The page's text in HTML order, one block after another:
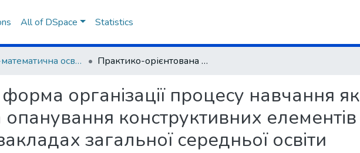
All of DSpace Statistics
Фізико-математична освіта Практико-орієнтована форма організації процесу навчання як необхідна передумова опанування конструктивних елементів евклідової геометрії у закладах загальної середньої освіти
організації процесу навчання як
конструктивних елементів
загальної середньої освіти